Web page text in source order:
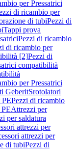
per Pressatrici
di ricambio per
di tubiPezzi di
Tappi prova
Pezzi di ricambio
di ricambio per
[2]Pezzi di
compatibilità
per Pressatrici
GeberitSrotolatori
PEPezzi di ricambio
Attrezzi per
per saldatura
attrezzi per
attrezzi per
di tubiPezzi di